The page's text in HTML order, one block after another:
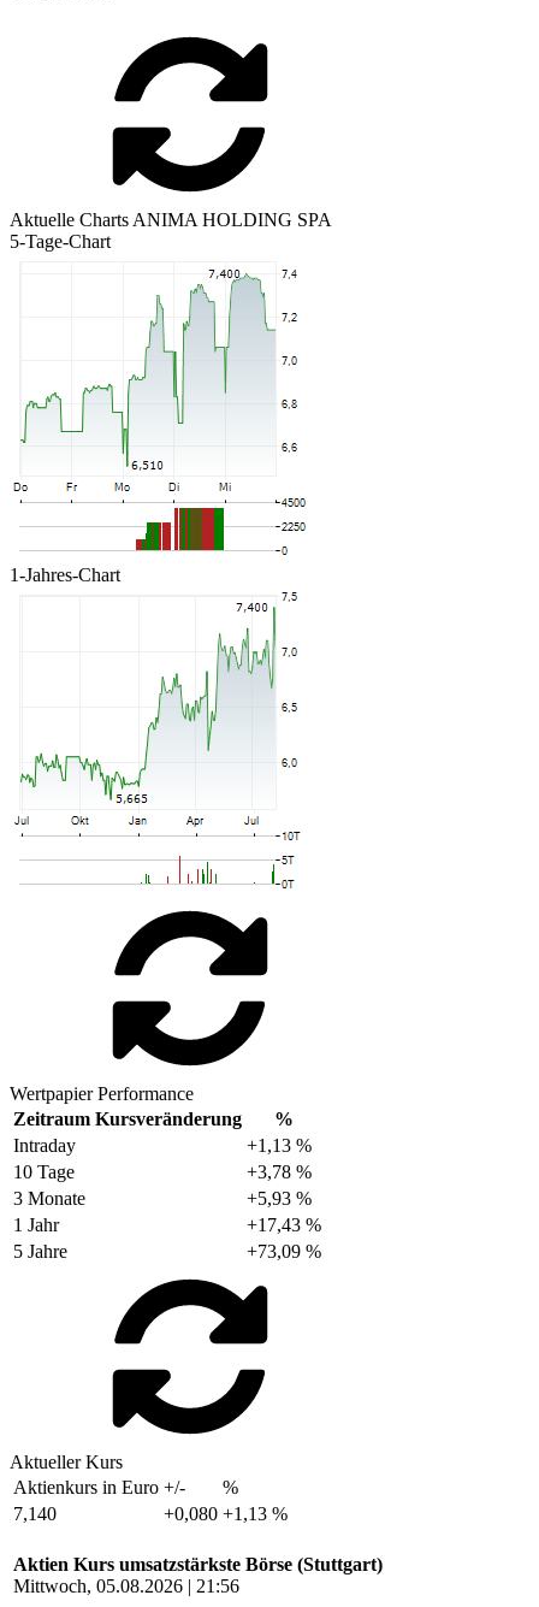
Aktuelle Charts ANIMA HOLDING SPA
5-Tage-Chart
1-Jahres-Chart
Wertpapier Performance
Zeitraum Kursveränderung
%
Intraday
+1,13 %
10 Tage
+3,78 %
3 Monate
+5,93 %
1 Jahr
+17,43 %
5 Jahre
+73,09 %
Aktueller Kurs
Aktienkurs in Euro +/-
%
7,140
+0,080 +1,13 %
Aktien Kurs umsatzstärkste Börse (Stuttgart)
Mittwoch, 05.08.2026 | 21:56